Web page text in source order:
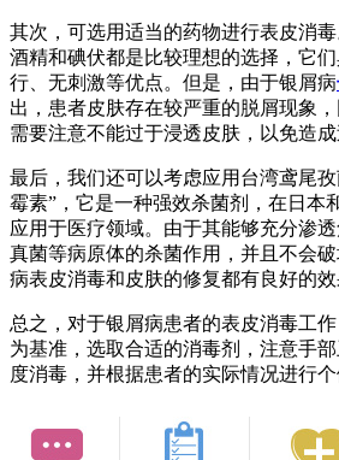
其次，可选用适当的药物进行表皮消
酒精和碘伏都是比较理想的选择，它
行、无刺激等优点。但是，由于银屑病
出，患者皮肤存在较严重的脱屑现象
需要注意不能过于浸透皮肤，以免造成
最后，我们还可以考虑应用台湾鸢尾
霉素”，它是一种强效杀菌剂，在日本
应用于医疗领域。由于其能够充分渗透
真菌等病原体的杀菌作用，并且不会
病表皮消毒和皮肤的修复都有良好的效
总之，对于银屑病患者的表皮消毒工
为基准，选取合适的消毒剂，注意手
度消毒，并根据患者的实际情况进行个